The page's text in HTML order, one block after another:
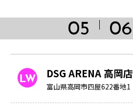
05 06
DSG ARENA 高岡店
富山県高岡市四屋622番地1